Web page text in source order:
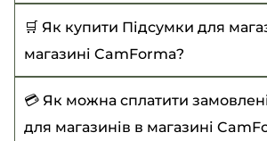
Ціни на Підсумки для магазинів
від 245 ₴ до 665 ₴
🛒 Як купити Підсумки для
магазині CamForma?
Щоб купити Підсумки для
потрібний товар, додайте до
💳 Як можна сплатити
для магазинів в магазині